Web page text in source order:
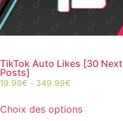
TikTok Auto Likes [30 Next
Posts]
19.99€ - 349.99€
Choix des options